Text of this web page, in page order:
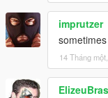
imprutzer
14 Tháng